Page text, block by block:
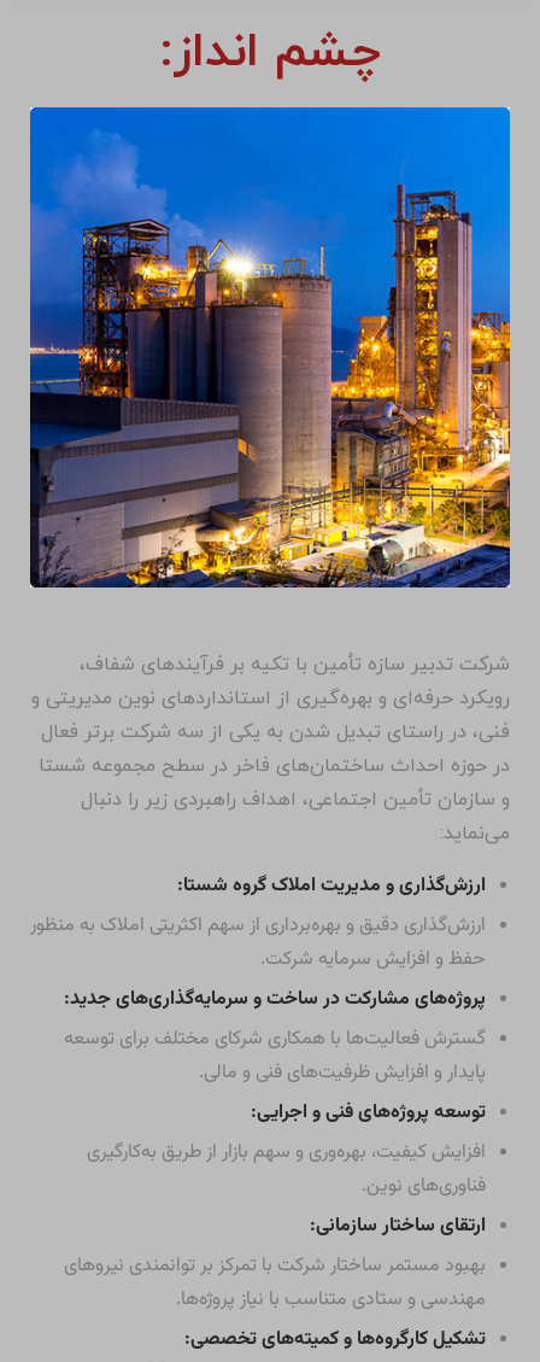
چشم انداز:
شرکت تدبیر سازه تأمین با تکیه بر فرآیندهای شفاف،
رویکرد حرفه‌ای و بهره‌گیری از استانداردهای نوین مدیریتی و
فنی، در راستای تبدیل شدن به یکی از سه شرکت برتر فعال
در حوزه احداث ساختمان‌های فاخر در سطح مجموعه شستا
و سازمان تأمین اجتماعی، اهداف راهبردی زیر را دنبال
می‌نماید:
ارزش‌گذاری و مدیریت املاک گروه شستا:
ارزش‌گذاری دقیق و بهره‌برداری از سهم اکثریتی املاک به منظور
حفظ و افزایش سرمایه شرکت.
پروژه‌های مشارکت در ساخت و سرمایه‌گذاری‌های جدید:
گسترش فعالیت‌ها با همکاری شرکای مختلف برای توسعه
پایدار و افزایش ظرفیت‌های فنی و مالی.
توسعه پروژه‌های فنی و اجرایی:
افزایش کیفیت، بهره‌وری و سهم بازار از طریق به‌کارگیری
فناوری‌های نوین.
ارتقای ساختار سازمانی:
بهبود مستمر ساختار شرکت با تمرکز بر توانمندی نیروهای
مهندسی و ستادی متناسب با نیاز پروژه‌ها.
تشکیل کارگروه‌ها و کمیته‌های تخصصی: